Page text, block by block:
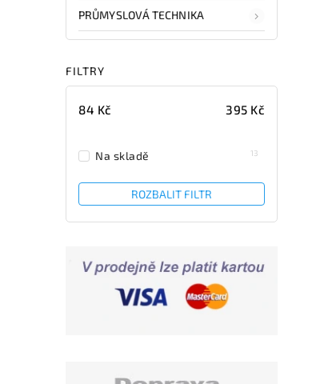
PRŮMYSLOVÁ TECHNIKA
FILTRY
84 Kč 395 Kč
Na skladě 13
ROZBALIT FILTR